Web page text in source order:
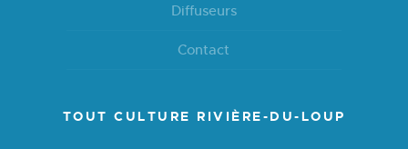
Diffuseurs
Contact
TOUT CULTURE RIVIÈRE-DU-LOUP